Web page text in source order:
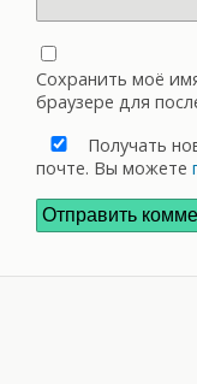
Сохранить моё
браузере для
Получать
почте. Вы можете